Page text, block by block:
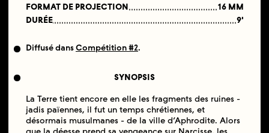
FORMAT DE PROJECTION
16 MM
DURÉE
9'
Diffusé dansCompétition #2.
SYNOPSIS
La Terre tient encore en elle les fragments des ruines -
jadis païennes, il fut un temps chrétiennes, et
désormais musulmanes - de la ville d’Aphrodite. Alors